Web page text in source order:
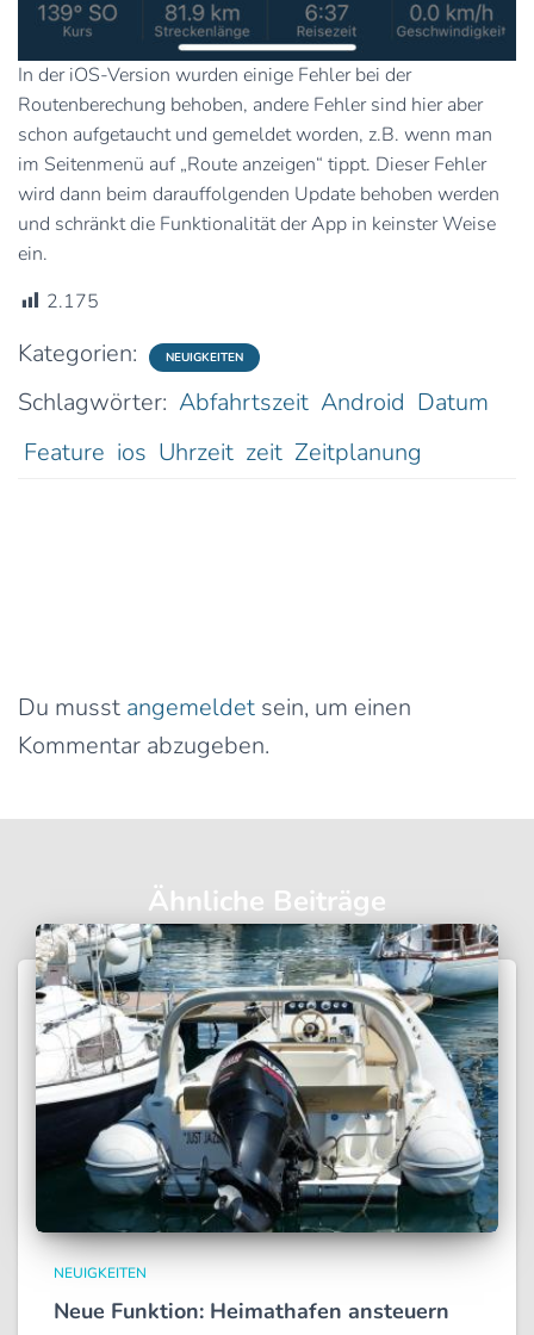
In der iOS-Version wurden einige Fehler bei der
Routenberechung behoben, andere Fehler sind hier aber
schon aufgetaucht und gemeldet worden, z.B. wenn man
im Seitenmenü auf „Route anzeigen“ tippt. Dieser Fehler
wird dann beim darauffolgenden Update behoben werden
und schränkt die Funktionalität der App in keinster Weise
ein.
2.175
Kategorien: NEUIGKEITEN
Schlagwörter: Abfahrtszeit Android Datum
Feature ios Uhrzeit zeit Zeitplanung
Du musst angemeldet sein, um einen
Kommentar abzugeben.
Ähnliche Beiträge
NEUIGKEITEN
Neue Funktion: Heimathafen ansteuern